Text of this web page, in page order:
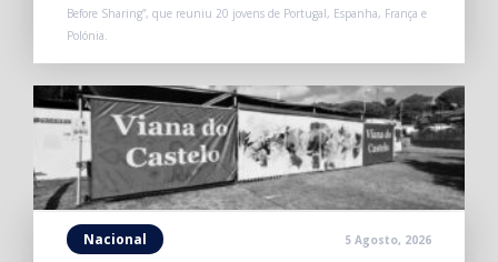
Before Sharing”, que reuniu 20 jovens de Portugal, Espanha, França e
Polónia.
Nacional 5 Agosto, 2026